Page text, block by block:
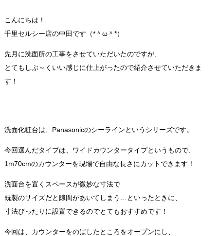
こんにちは！
千里セルシー店の中田です（*＾ω＾*）
先月に洗面所の工事をさせていただいたのですが、
とてもしぶ～くいい感じに仕上がったので紹介させていただきま
す！
洗面化粧台は、Panasonicのシーラインというシリーズです。
今回選んだタイプは、ワイドカウンタータイプというもので、
1m70cmのカウンターを現場で自由な長さにカットできます！
洗面台を置くスペースが微妙な寸法で
既製のサイズだと隙間があいてしまう…といったときに、
寸法ぴったりに設置できるのでとてもおすすめです！
今回は、カウンターをのばしたところをオープンにし、